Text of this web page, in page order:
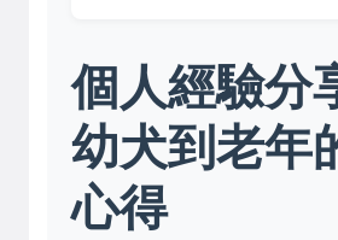
個人經驗分
幼犬到老年
心得